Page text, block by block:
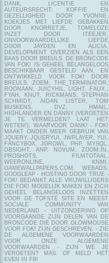
DANK, LICENTIE EN
AUTEURSRECHT: KOFFIE EN
GEZELLIGHEID DOOR YVONNE,
KOEKJES MET LIEFDE GEBAKKEN
DOOR KNORRETJE, TOMELOZE
INZET DOOR ITEEJER,
ONVOORWAARDELIJKE LIEFDE
DOOR JAYDEN EN ALICIA,
DEVELOPMENT OVERZIEN ALS EEN
BAAS DOOR BREULS. DE BRONCODE
VAN FOK! IS GEHEEL BELANGELOOS
BESCHIKBAAR GESTELD AAN, EN
ONTWIKKELD VOOR FOK! DOOR
BREULS, ZOEM, THE_TERMINATOR,
ROONAAN, JUICYHIL, LIGHT, FAUX.,
FYAH, KNUT, RICKMANS, STEPHAN
SCHMIDT, AIDAN LISTER, TOM
BUSKENS, DVZ, HMAIL,
HIGHLANDER EN DANNY (VERGETEN
JE TE VERMELDEN? LAAT HET
WETEN!), WAARVOOR DANK! - FOK!
MAAKT ONDER MEER GEBRUIK VAN
JQUERY, JQUERYUI, JWPLAYER, YUI,
FANCYBOX, JGROWL, PHP, MYSQL,
DBSIGHT, ANP, NOVUM, ZOOM.IN,
PROSHOTS, FILMTOTAAL,
WEERONLINE, KNMI,
GAMEWALLPAPERS.COM, WEBADS,
GOOGLEAP - HOSTING DOOR TRUE -
FOK! BEDANKT ALLE VRIJWILLIGERS
DIE FOK! MOGELIJK MAKEN EN ZICH
GEHEEL BELANGELOOS INZETTEN
VOOR DE TOFSTE SITE EN MEEST
SOCIALE COMMUNITY VAN
NEDERLAND - UITZONDERING OP
VOORGAANDE ZIJN DELEN VAN DE
BRONCODE DIE DOOR GLOWMOUSE
VOOR FOK! ZIJN GESCHREVEN. - ZIE
DE ALGEMENE VOORWAARDEN
VOOR ONZE ALGEMENE
VOORWAARDEN - ZIJN WE JE
VERGETEN? MAIL OF MELD HET
EVEN IN FB!